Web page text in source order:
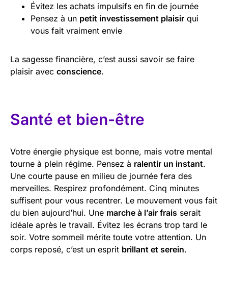
Évitez les achats impulsifs en fin de journée
Pensez à un petit investissement plaisir qui
vous fait vraiment envie
La sagesse financière, c’est aussi savoir se faire
plaisir avec conscience.
Santé et bien-être
Votre énergie physique est bonne, mais votre mental
tourne à plein régime. Pensez à ralentir un instant.
Une courte pause en milieu de journée fera des
merveilles. Respirez profondément. Cinq minutes
suffisent pour vous recentrer. Le mouvement vous fait
du bien aujourd’hui. Une marche à l’air frais serait
idéale après le travail. Évitez les écrans trop tard le
soir. Votre sommeil mérite toute votre attention. Un
corps reposé, c’est un esprit brillant et serein.